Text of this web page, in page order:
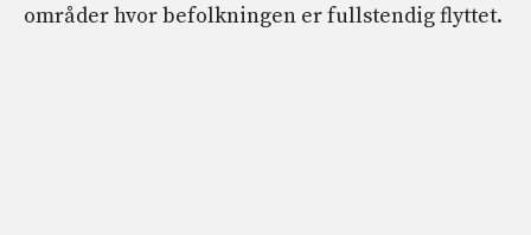
områder hvor befolkningen er fullstendig flyttet.